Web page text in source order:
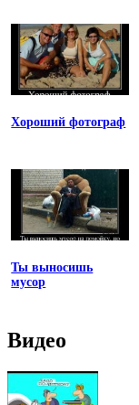
Хороший фотограф
Ты выносишь
мусор
Видео